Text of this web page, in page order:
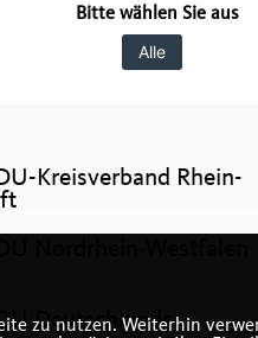
Bitte wählen Sie aus
Alle
Kreisverband Rhein-
Deutschlands
zu nutzen. Weiterhin